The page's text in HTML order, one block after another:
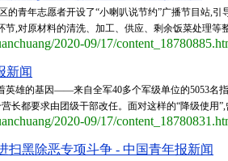
的青年志愿者开设了“小喇叭说节约”广播节目站,
节,对原材料的清洗、加工、供应、剩余饭菜处理
2020-09/17/
新闻
英雄的基因——来自全军40多个军级单位的5053名
长都要求由团级干部改任。面对这样的“降级使
2020-09/17/
扫黑除恶专项斗争 - 中国青年报新闻